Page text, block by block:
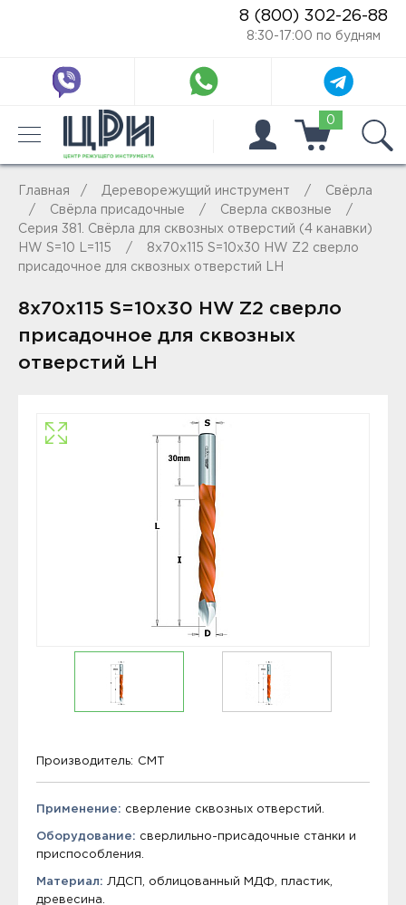
8 (800) 302-26-88
8:30-17:00 по будням
0
Главная Дереворежущий инструмент
Свёрла
Свёрла присадочные
Сверла сквозные
Серия 381. Свёрла для сквозных отверстий (4 канавки)
HW S=10 L=115
8x70x115 S=10x30 HW Z2 сверло
присадочное для сквозных отверстий LH
8x70x115 S=10x30 HW Z2 сверло
присадочное для сквозных
отверстий LH
Производитель: CMT
Применение: сверление сквозных отверстий.
Оборудование: сверлильно-присадочные станки и
приспособления.
Материал: ЛДСП, облицованный МДФ, пластик,
древесина.